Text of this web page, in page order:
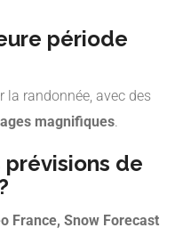
période
la randonnée, avec des
magnifiques
prévisions de
France, Snow Forecast